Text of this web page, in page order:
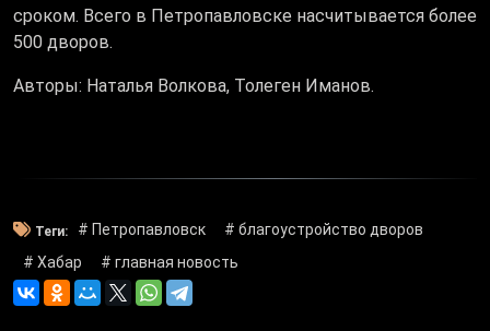
сроком. Всего в Петропавловске насчитывается более
500 дворов.
Авторы: Наталья Волкова, Толеген Иманов.
Теги: # Петропавловск
# благоустройство дворов
# Хабар
# главная новость